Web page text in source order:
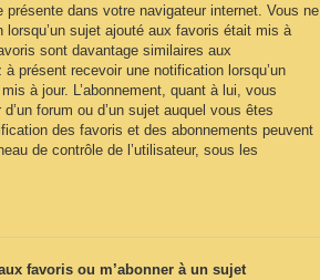
dans votre navigateur internet. Vous ne
sujet ajouté aux favoris était mis à
sont davantage similaires aux
présent recevoir une notification lorsqu’un
à jour. L’abonnement, quant à lui, vous
forum ou d’un sujet auquel vous êtes
des favoris et des abonnements peuvent
de contrôle de l’utilisateur, sous les
favoris ou m’abonner à un sujet